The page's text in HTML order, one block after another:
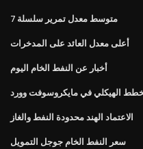
متوسط ​​معدل تمرير سلسلة 7
أعلى معدل العائد على المدخرات
أخبار عن النفط الخام اليوم
الهيكلي في مايكروسوفت وورد
الاعتماد الهند محدودة النفط والغاز
سعر النفط الخام جوجل التمويل